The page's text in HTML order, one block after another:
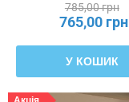
785,00 грн
765,00 грн
У КОШИК